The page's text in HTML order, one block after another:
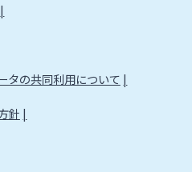
タの共同利用について
針